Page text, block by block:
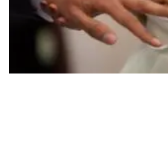
RÉGIÓ
SPORT
KULTÚRA
MIX